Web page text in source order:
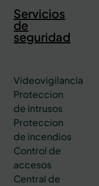
Servicios
de
seguridad
Videovigilancia
Proteccion
de intrusos
Proteccion
de incendios
Control de
accesos
Central de